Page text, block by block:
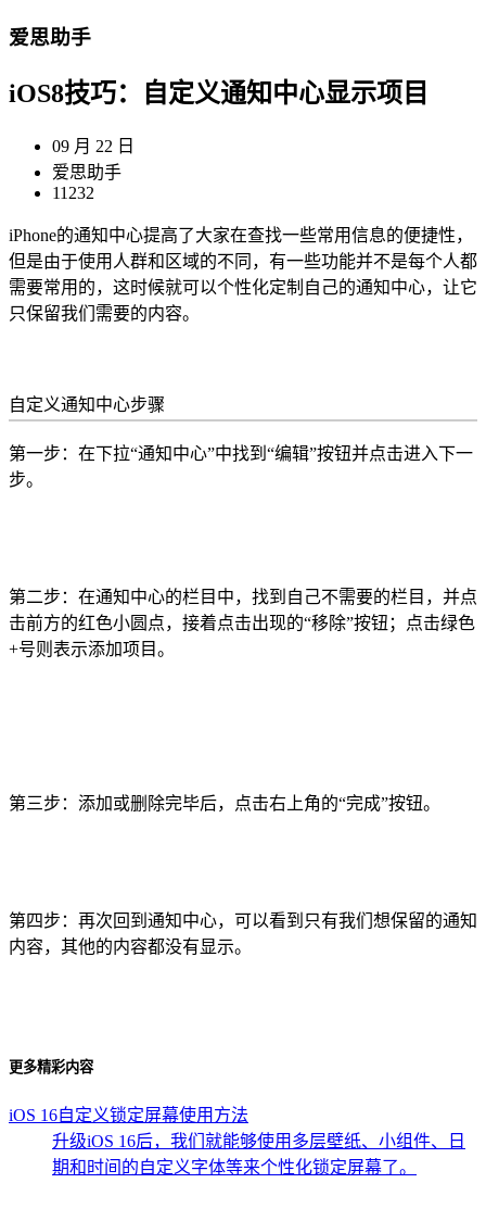
爱思助手
iOS8技巧：自定义通知中心显示项目
09 月 22 日
爱思助手
11232
iPhone的通知中心提高了大家在查找一些常用信息的便捷性，
但是由于使用人群和区域的不同，有一些功能并不是每个人都
需要常用的，这时候就可以个性化定制自己的通知中心，让它
只保留我们需要的内容。
自定义通知中心步骤
第一步：在下拉“通知中心”中找到“编辑”按钮并点击进入下一
步。
第二步：在通知中心的栏目中，找到自己不需要的栏目，并点
击前方的红色小圆点，接着点击出现的“移除”按钮；点击绿色
+号则表示添加项目。
第三步：添加或删除完毕后，点击右上角的“完成”按钮。
第四步：再次回到通知中心，可以看到只有我们想保留的通知
内容，其他的内容都没有显示。
更多精彩内容
iOS 16自定义锁定屏幕使用方法
升级iOS 16后，我们就能够使用多层壁纸、小组件、日
期和时间的自定义字体等来个性化锁定屏幕了。